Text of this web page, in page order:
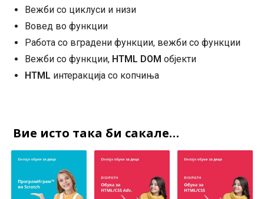
Вежби со циклуси и низи
Вовед во функции
Работа со вградени функции, вежби со функции
Вежби со функции, HTML DOM објекти
HTML интерaкција со копчиња
Вие исто така би сакале…